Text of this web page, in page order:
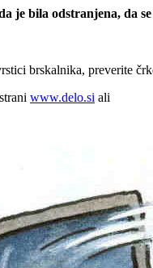
je bila odstranjena, da
brskalnika, preverite
www.delo.si ali